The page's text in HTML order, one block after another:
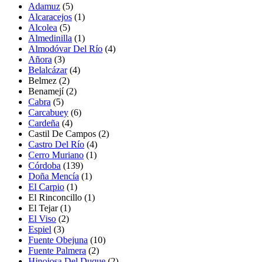
Adamuz (5)
Alcaracejos (1)
Alcolea (5)
Almedinilla (1)
Almodóvar Del Río (4)
Añora (3)
Belalcázar(4)
Belmez (2)
Benamejí(2)
Cabra (5)
Carcabuey (6)
Cardeña (4)
Castil De Campos (2)
Castro Del Río (4)
Cerro Muriano (1)
Córdoba (139)
Doña Mencía (1)
El Carpio (1)
El Rinconcillo (1)
El Tejar(1)
El Viso (2)
Espiel (3)
Fuente Obejuna (10)
Fuente Palmera (2)